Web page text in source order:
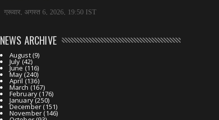
NEWS ARCHIVE
August(9)
July(42)
June(116)
May(240)
April (136)
March (167)
February(176)
January(250)
December(151)
November(146)